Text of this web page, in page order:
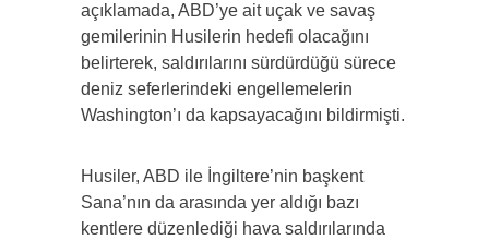
açıklamada, ABD’ye ait uçak ve savaş
gemilerinin Husilerin hedefi olacağını
belirterek, saldırılarını sürdürdüğü sürece
deniz seferlerindeki engellemelerin
Washington’ı da kapsayacağını bildirmişti.
Husiler, ABD ile İngiltere’nin başkent
Sana’nın da arasında yer aldığı bazı
kentlere düzenlediği hava saldırılarında